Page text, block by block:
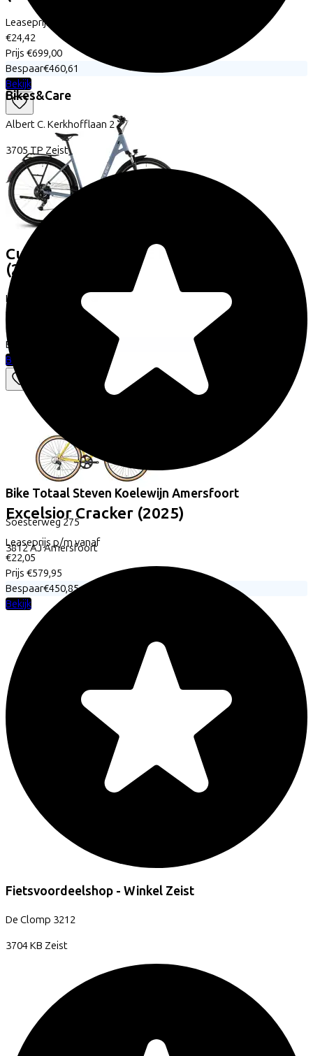
Bikes&Care
Albert C. Kerkhofflaan 2
3705 TP Zeist
Bike Totaal Steven Koelewijn Amersfoort
Soesterweg275
3812 AJ Amersfoort
Fietsvoordeelshop - Winkel Zeist
De Clomp 3212
3704 KB Zeist
Leaseprijs p/m vanaf
€24,42
Prijs €699,00
Bespaar€460,61
Bekijk
Cube
TOURING ONE BLUEBIRD/GREY
(2026)
Leaseprijs p/m vanaf
€24,42
Prijs
Bespaar
Bekijk
Excelsior Cracker (2025)
Leaseprijs p/m vanaf
€22,05
Prijs €579,95
Bespaar€450,85
Bekijk